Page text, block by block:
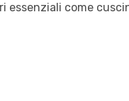
essenziali come